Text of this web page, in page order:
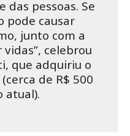
das pessoas. Se
pode causar
junto com a
celebrou
que adquiriu o
de R$ 500
atual).